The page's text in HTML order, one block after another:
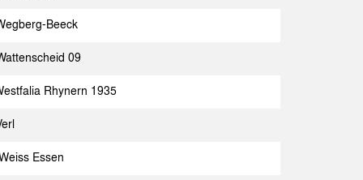
Gast Beeck
09
Rhynern 1935
Essen